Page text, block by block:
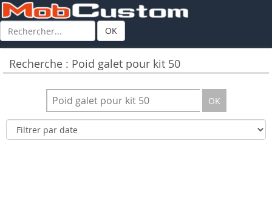
OK
Recherche : Poid galet pour kit 50
OK